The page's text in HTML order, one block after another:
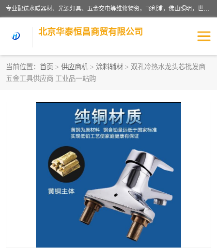
专业配送水暖器材、光源灯具、五金交电等维修物资，飞利浦，佛山照明，世达，博世，九牧，特陶等各产品涉及国内外知名品牌。公司专注与物业、学校、酒店、工厂等单位合作，提供一站式配送服务，降低客户综合成本。依托电子商务改变传统模式，以专业的团队为客户提供24H物资配送到达，货到月结、统一开票，便捷退换等服务，提高了企业的运营效率。
北京华泰恒昌商贸有限公司
当前位置： 首页 > 供应商机 > 涂料辅材 > 双孔冷热水龙头芯批发商
五金工具供应商 工业品一站购
水暖阀门
涂料辅材